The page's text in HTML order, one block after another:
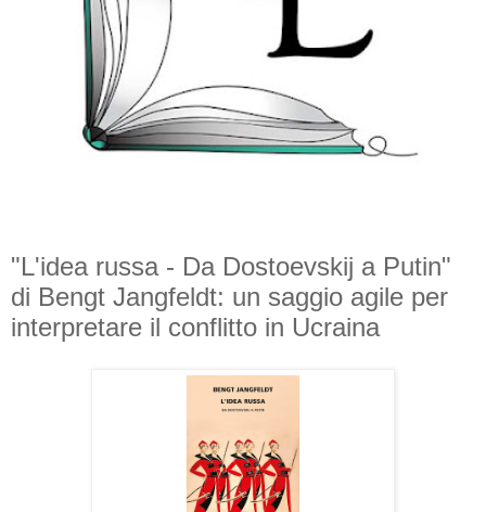
"L'idea russa - Da Dostoevskij a Putin"
di Bengt Jangfeldt: un saggio agile per
interpretare il conflitto in Ucraina